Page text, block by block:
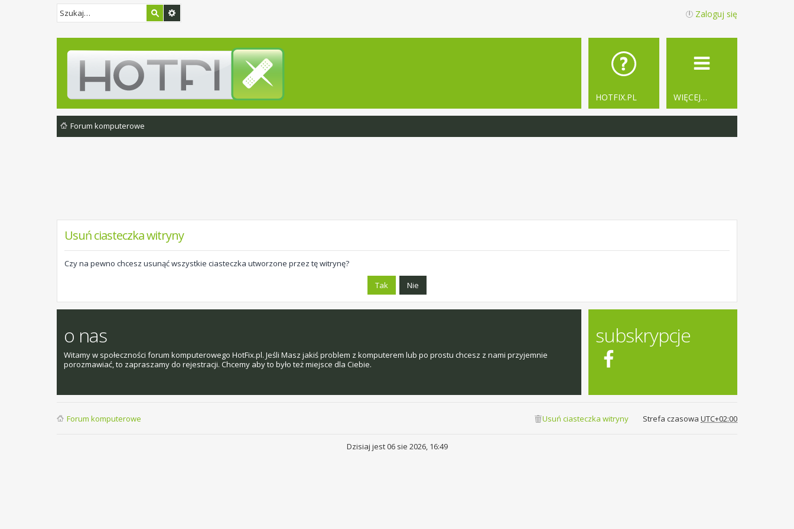
Zaloguj się
WIĘCEJ…
HOTFIX.PL
Forum komputerowe
Usuń ciasteczka witryny
Czy na pewno chcesz usunąć wszystkie ciasteczka utworzone przez tę witrynę?
o nas
Witamy w społeczności forum komputerowego HotFix.pl. Jeśli Masz jakiś problem z komputerem lub po prostu chcesz z nami przyjemnie
porozmawiać, to zapraszamy do rejestracji. Chcemy aby to było też miejsce dla Ciebie.
subskrypcje
Forum komputerowe Strefa czasowa UTC+02:00
Usuń ciasteczka witryny
Dzisiaj jest 06 sie 2026, 16:49